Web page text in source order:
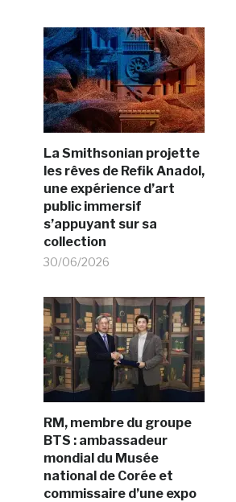
La Smithsonian projette
les rêves de Refik Anadol,
une expérience d’art
public immersif
s’appuyant sur sa
collection
30/06/2026
RM, membre du groupe
BTS : ambassadeur
mondial du Musée
national de Corée et
commissaire d’une expo